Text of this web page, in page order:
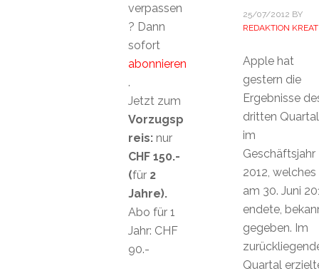
25/07/2012 BY
REDAKTION
Apple hat
gestern die
Ergebnisse
dritten
im
Geschäftsjahr
2012, welches
am 30. Juni
endete,
gegeben. Im
Quartal
verpassen
? Dann
sofort
abonnieren
.
Jetzt zum
Vorzugsp
reis: nur
CHF 150.-
(für 2
Jahre).
Abo für 1
Jahr: CHF
90.-